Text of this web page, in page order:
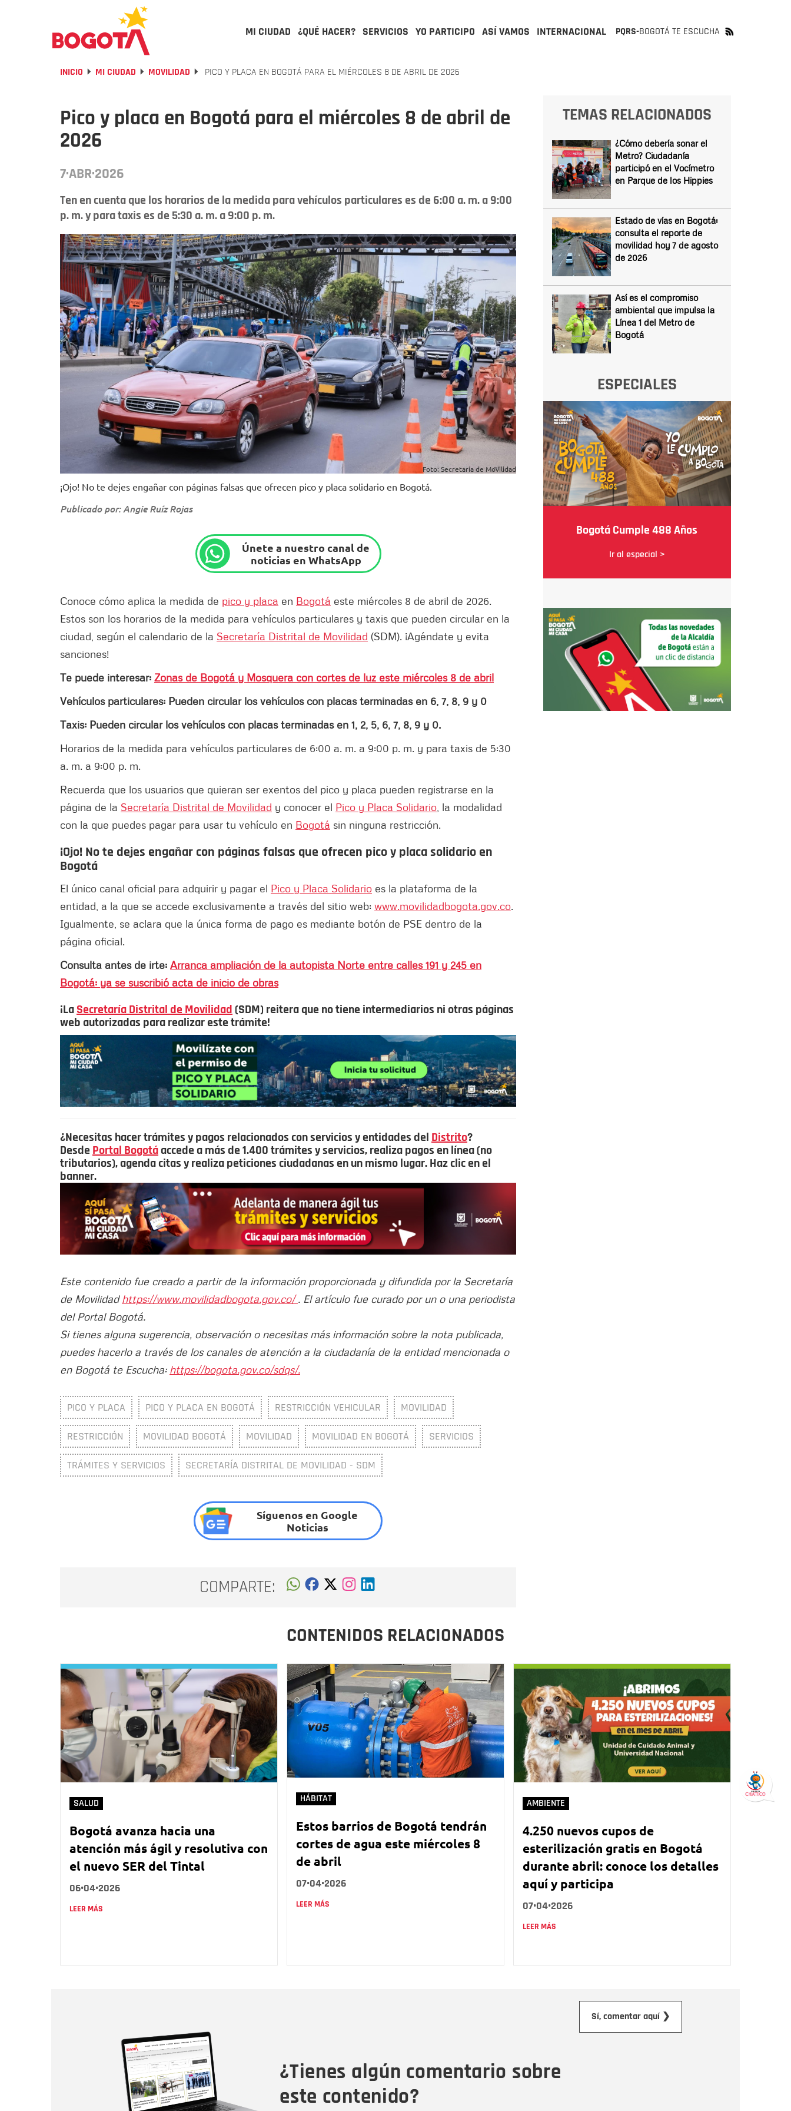
MI CIUDAD ¿QUÉ HACER? SERVICIOS YO PARTICIPO ASÍ VAMOS INTERNACIONAL PQRS-BOGOTÁ TE ESCUCHA
INICIO MI CIUDAD MOVILIDAD PICO Y PLACA EN BOGOTÁ PARA EL MIÉRCOLES 8 DE ABRIL DE 2026
Pico y placa en Bogotá para el miércoles 8 de abril de
2026
7·ABR·2026
Ten en cuenta que los horarios de la medida para vehículos particulares es de 6:00 a. m. a 9:00
p. m. y para taxis es de 5:30 a. m. a 9:00 p. m.
Foto: Secretaría de Movilidad
¡Ojo! No te dejes engañar con páginas falsas que ofrecen pico y placa solidario en Bogotá.
Publicado por: Angie Ruíz Rojas
Únete a nuestro canal de
noticias en WhatsApp
Conoce cómo aplica la medida de pico y placa en Bogotá este miércoles 8 de abril de 2026.
Estos son los horarios de la medida para vehículos particulares y taxis que pueden circular en la
ciudad, según el calendario de la Secretaría Distrital de Movilidad (SDM). ¡Agéndate y evita
sanciones!
Te puede interesar: Zonas de Bogotá y Mosquera con cortes de luz este miércoles 8 de abril
Vehículos particulares: Pueden circular los vehículos con placas terminadas en 6, 7, 8, 9 y 0
Taxis: Pueden circular los vehículos con placas terminadas en 1, 2, 5, 6, 7, 8, 9 y 0.
Horarios de la medida para vehículos particulares de 6:00 a. m. a 9:00 p. m. y para taxis de 5:30
a. m. a 9:00 p. m.
Recuerda que los usuarios que quieran ser exentos del pico y placa pueden registrarse en la
página de la Secretaría Distrital de Movilidad y conocer el Pico y Placa Solidario , la modalidad
con la que puedes pagar para usar tu vehículo en Bogotá sin ninguna restricción.
¡Ojo! No te dejes engañar con páginas falsas que ofrecen pico y placa solidario en
Bogotá
El único canal oficial para adquirir y pagar el Pico y Placa Solidario es la plataforma de la
entidad, a la que se accede exclusivamente a través del sitio web: www.movilidadbogota.gov.co.
Igualmente, se aclara que la única forma de pago es mediante botón de PSE dentro de la
página oficial.
Consulta antes de irte: Arranca ampliación de la autopista Norte entre calles 191 y 245 en
Bogotá: ya se suscribió acta de inicio de obras
¡LaSecretaría Distrital de Movilidad(SDM) reitera que no tiene intermediarios ni otras páginas
web autorizadas para realizar este trámite!
¿Necesitas hacer trámites y pagos relacionados con servicios y entidades del Distrito?
Desde Portal Bogotáaccede a más de 1.400 trámites y servicios, realiza pagos en línea (no
tributarios), agenda citas y realiza peticiones ciudadanas en un mismo lugar. Haz clic en el
banner.
Este contenido fue creado a partir de la información proporcionada y difundida por la Secretaría
de Movilidadhttps://www.movilidadbogota.gov.co/. El artículo fue curado por un o una periodista
del Portal Bogotá.
Si tienes alguna sugerencia, observación o necesitas más información sobre la nota publicada,
puedes hacerlo a través de los canales de atención a la ciudadanía de la entidad mencionada o
en Bogotá te Escucha: https://bogota.gov.co/sdqs/.
PICO Y PLACA PICO Y PLACA EN BOGOTÁ RESTRICCIÓN VEHICULAR MOVILIDAD
RESTRICCIÓN MOVILIDAD BOGOTÁ MOVILIDAD MOVILIDAD EN BOGOTÁ SERVICIOS
TRÁMITES Y SERVICIOS SECRETARÍA DISTRITAL DE MOVILIDAD - SDM
Síguenos en Google
Noticias
COMPARTE:
TEMAS RELACIONADOS
¿Cómo debería sonar el
Metro? Ciudadanía
participó en el Vocímetro
en Parque de los Hippies
Estado de vías en Bogotá:
consulta el reporte de
movilidad hoy 7 de agosto
de 2026
Así es el compromiso
ambiental que impulsa la
Línea 1 del Metro de
Bogotá
ESPECIALES
Bogotá Cumple 488 Años
Ir al especial >
CONTENIDOS RELACIONADOS
SALUD
Bogotá avanza hacia una
atención más ágil y resolutiva con
el nuevo SER del Tintal
06•04•2026
LEER MÁS
HÁBITAT
Estos barrios de Bogotá tendrán
cortes de agua este miércoles 8
de abril
07•04•2026
LEER MÁS
AMBIENTE
4.250 nuevos cupos de
esterilización gratis en Bogotá
durante abril: conoce los detalles
aquí y participa
07•04•2026
LEER MÁS
¿Tienes algún comentario sobre
este contenido?
Sí, comentar aquí ❯